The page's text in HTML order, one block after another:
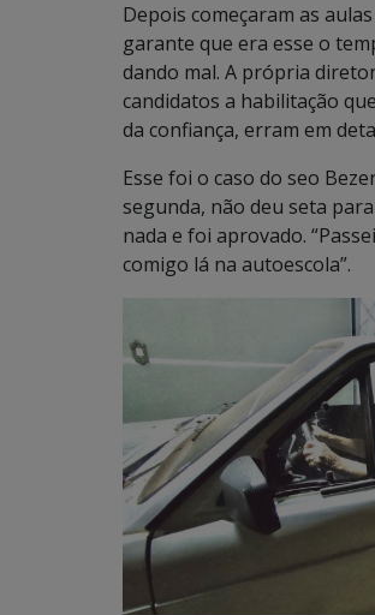
Depois começaram as
garante que era esse o
dando mal. A própria
candidatos a habilitação
da confiança, erram em
Esse foi o caso do seo
segunda, não deu seta
nada e foi aprovado.
comigo lá na autoescola”.